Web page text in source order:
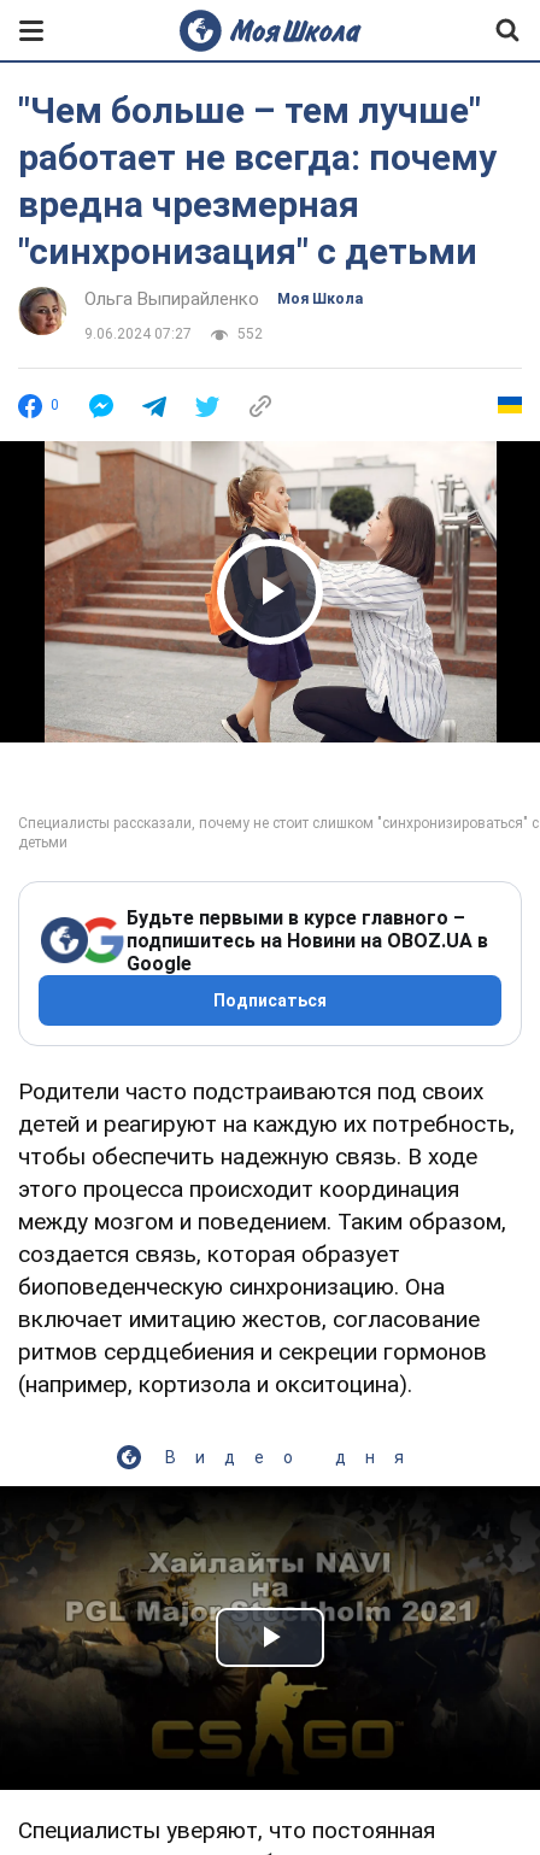
"Чем больше – тем лучше"
работает не всегда: почему
вредна чрезмерная
"синхронизация" с детьми
Ольга Выпирайленко Моя Школа
9.06.2024 07:27 552
0
Play Video
Будьте первыми в курсе главного –
подпишитесь на Новини на OBOZ.UA в
Google
Подписаться
Родители часто подстраиваются под своих
детей и реагируют на каждую их потребность,
чтобы обеспечить надежную связь. В ходе
этого процесса происходит координация
между мозгом и поведением. Таким образом,
создается связь, которая образует
биоповеденческую синхронизацию. Она
включает имитацию жестов, согласование
ритмов сердцебиения и секреции гормонов
(например, кортизола и окситоцина).
Видео дня
Play Video
Специалисты уверяют, что постоянная